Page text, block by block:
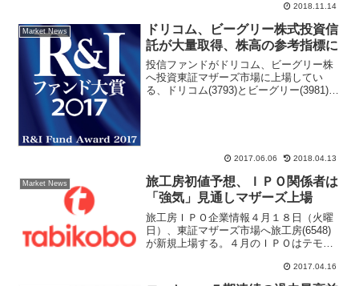
2018.11.14
Market News
ドリコム、ビーグリー株式投資信
託が大量取得、株高の参考指標に
投信ファンドがドリコム、ビーグリー株
へ投資東証マザーズ市場に上場してい
る、ドリコム(3793)とビーグリー(3981)が
2017.06.06 2018.04.13
Market News
旅工房初値予想、ＩＰＯ関係者は
「強気」見通しマザーズ上場
旅工房ＩＰＯ企業情報４月１８日（火曜
日）、東証マザーズ市場へ旅工房(6548)
が新規上場する。４月のＩＰＯはテモナ
ス(7940)、ＬＩＸＩＬビバ(3564)、旅工房
(6548)、アセンテック(356...
2017.04.16